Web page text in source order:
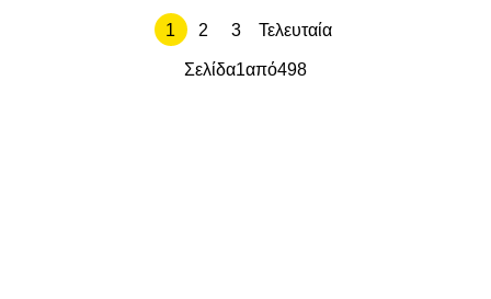
1 2 3 Τελευταία
Σελίδα1από498